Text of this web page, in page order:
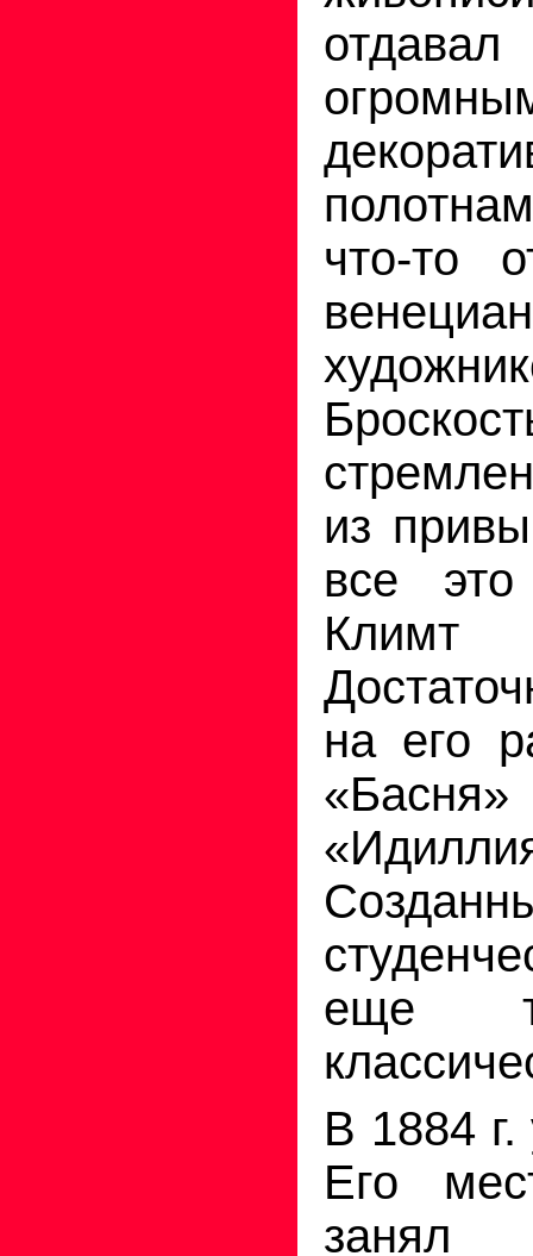
отдавал
что-то
из
все это
Климт
на его
еще
В 1884
Его
занял